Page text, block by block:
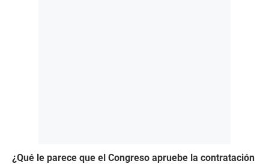
¿Qué le parece que el Congreso apruebe la contratación